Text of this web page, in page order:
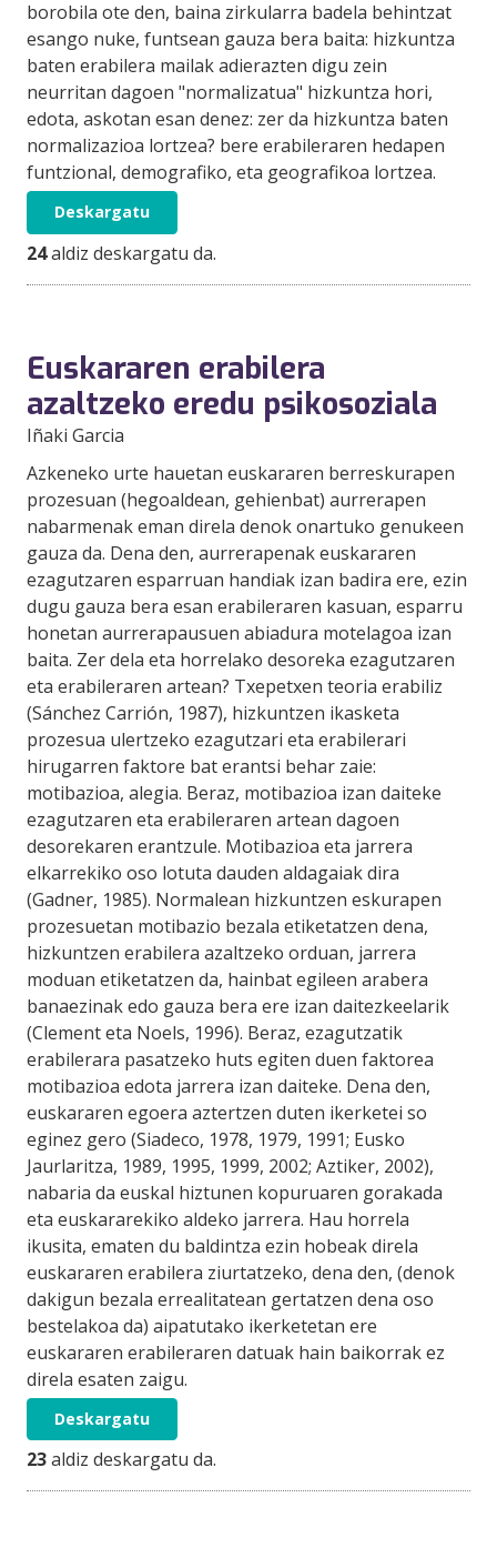
borobila ote den, baina zirkularra badela behintzat
esango nuke, funtsean gauza bera baita: hizkuntza
baten erabilera mailak adierazten digu zein
neurritan dagoen "normalizatua" hizkuntza hori,
edota, askotan esan denez: zer da hizkuntza baten
normalizazioa lortzea? bere erabileraren hedapen
funtzional, demografiko, eta geografikoa lortzea.
Deskargatu
24aldiz deskargatu da.
Euskararen erabilera
azaltzeko eredu psikosoziala
Iñaki Garcia
Azkeneko urte hauetan euskararen berreskurapen
prozesuan (hegoaldean, gehienbat) aurrerapen
nabarmenak eman direla denok onartuko genukeen
gauza da. Dena den, aurrerapenak euskararen
ezagutzaren esparruan handiak izan badira ere, ezin
dugu gauza bera esan erabileraren kasuan, esparru
honetan aurrerapausuen abiadura motelagoa izan
baita. Zer dela eta horrelako desoreka ezagutzaren
eta erabileraren artean? Txepetxen teoria erabiliz
(Sánchez Carrión, 1987), hizkuntzen ikasketa
prozesua ulertzeko ezagutzari eta erabilerari
hirugarren faktore bat erantsi behar zaie:
motibazioa, alegia. Beraz, motibazioa izan daiteke
ezagutzaren eta erabileraren artean dagoen
desorekaren erantzule. Motibazioa eta jarrera
elkarrekiko oso lotuta dauden aldagaiak dira
(Gadner, 1985). Normalean hizkuntzen eskurapen
prozesuetan motibazio bezala etiketatzen dena,
hizkuntzen erabilera azaltzeko orduan, jarrera
moduan etiketatzen da, hainbat egileen arabera
banaezinak edo gauza bera ere izan daitezkeelarik
(Clement eta Noels, 1996). Beraz, ezagutzatik
erabilerara pasatzeko huts egiten duen faktorea
motibazioa edota jarrera izan daiteke. Dena den,
euskararen egoera aztertzen duten ikerketei so
eginez gero (Siadeco, 1978, 1979, 1991; Eusko
Jaurlaritza, 1989, 1995, 1999, 2002; Aztiker, 2002),
nabaria da euskal hiztunen kopuruaren gorakada
eta euskararekiko aldeko jarrera. Hau horrela
ikusita, ematen du baldintza ezin hobeak direla
euskararen erabilera ziurtatzeko, dena den, (denok
dakigun bezala errealitatean gertatzen dena oso
bestelakoa da) aipatutako ikerketetan ere
euskararen erabileraren datuak hain baikorrak ez
direla esaten zaigu.
Deskargatu
23aldiz deskargatu da.